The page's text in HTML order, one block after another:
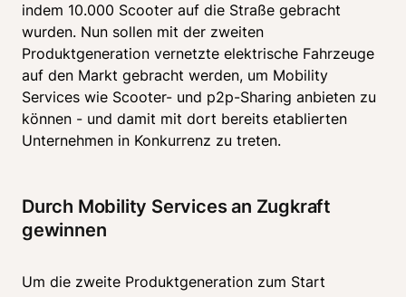
indem 10.000 Scooter auf die Straße gebracht
wurden. Nun sollen mit der zweiten
Produktgeneration vernetzte elektrische Fahrzeuge
auf den Markt gebracht werden, um Mobility
Services wie Scooter- und p2p-Sharing anbieten zu
können - und damit mit dort bereits etablierten
Unternehmen in Konkurrenz zu treten.
Durch Mobility Services an Zugkraft
gewinnen
Um die zweite Produktgeneration zum Start